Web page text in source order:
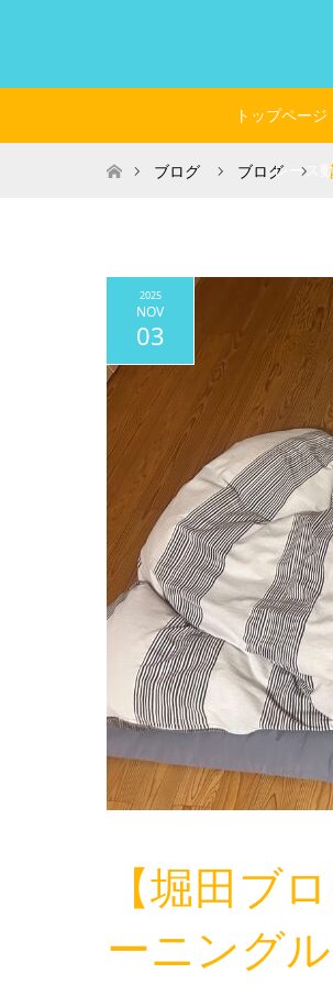
トップページ
レース
ホームブログ ブログ
2025
NOV
03
【堀田ブ
ーニング